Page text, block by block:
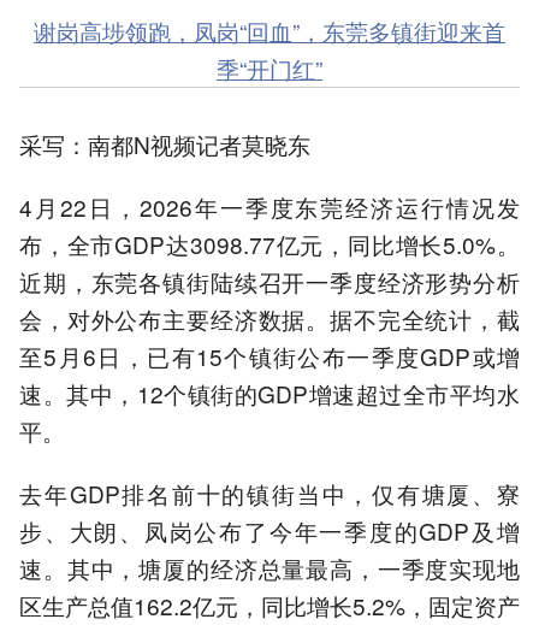
谢岗高埗领跑，凤岗“回血”，东莞多镇街迎来首
季“开门红”
采写：南都N视频记者莫晓东
4月22日，2026年一季度东莞经济运行情况发
布，全市GDP达3098.77亿元，同比增长5.0%。
近期，东莞各镇街陆续召开一季度经济形势分析
会，对外公布主要经济数据。据不完全统计，截
至5月6日，已有15个镇街公布一季度GDP或增
速。其中，12个镇街的GDP增速超过全市平均水
平。
去年GDP排名前十的镇街当中，仅有塘厦、寮
步、大朗、凤岗公布了今年一季度的GDP及增
速。其中，塘厦的经济总量最高，一季度实现地
区生产总值162.2亿元，同比增长5.2%，固定资产